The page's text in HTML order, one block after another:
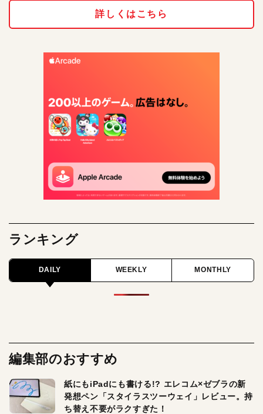
詳しくはこちら
ランキング
DAILY WEEKLY MONTHLY
編集部のおすすめ
紙にもiPadにも書ける!? エレコム×ゼブラの新
発想ペン「スタイラスツーウェイ」レビュー。持
ち替え不要がラクすぎた！